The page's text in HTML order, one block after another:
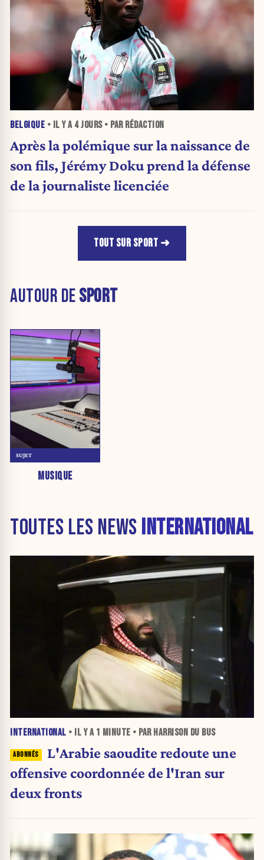
BELGIQUE • IL Y A 4 JOURS• PAR RÉDACTION
Après la polémique sur la naissance de
son fils, Jérémy Doku prend la défense
de la journaliste licenciée
TOUT SUR SPORT
AUTOUR DESPORT
MUSIQUE
SUJET
TOUTES LES NEWS INTERNATIONAL
INTERNATIONAL • IL Y A 1 MINUTE • PAR HARRISON DU BUS
L'Arabie saoudite redoute une
offensive coordonnée de l'Iran sur
deux fronts